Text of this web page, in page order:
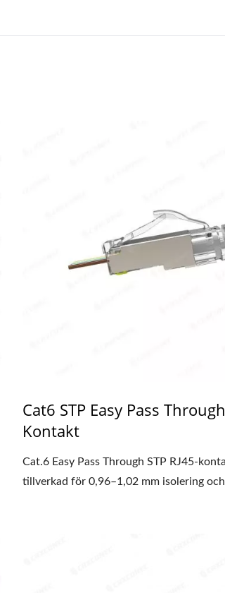
Cat6 STP Easy Pass
Kontakt
Cat.6 Easy Pass Through STP RJ45-
tillverkad för 0,96–1,02 mm isolering